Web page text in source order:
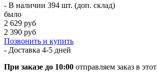
- В наличии 394 шт. (доп. склад)
было
2 629 руб
2 390 руб
Позвонить и купить
- Доставка 4-5 дней
При заказе до 10:00 отправляем заказ в